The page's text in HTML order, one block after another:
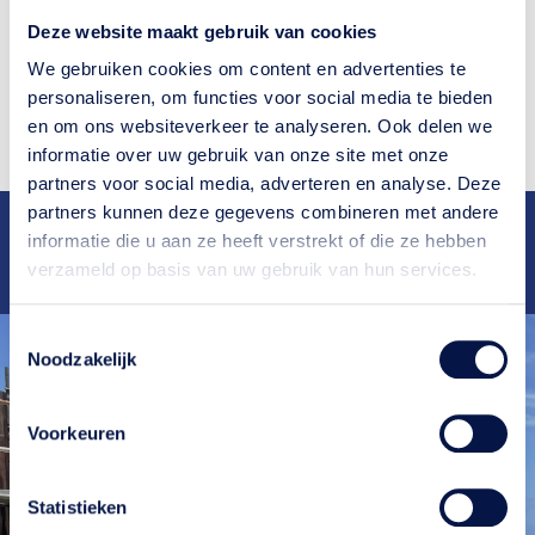
Deze website maakt gebruik van cookies
We gebruiken cookies om content en advertenties te
personaliseren, om functies voor social media te bieden
en om ons websiteverkeer te analyseren. Ook delen we
informatie over uw gebruik van onze site met onze
partners voor social media, adverteren en analyse. Deze
partners kunnen deze gegevens combineren met andere
informatie die u aan ze heeft verstrekt of die ze hebben
verzameld op basis van uw gebruik van hun services.
Noodzakelijk
Voorkeuren
Statistieken
beschadigt.
Neem contact op
Ruim
Snelle oplevering Bekend vanRTL4 en RTL5
Scherpetarieven